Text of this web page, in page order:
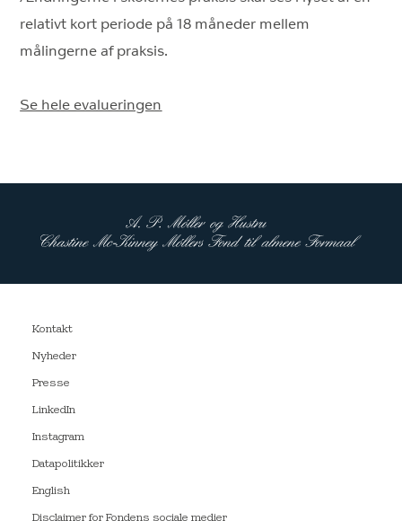
relativt kort periode på 18 måneder mellem
målingerne af praksis.
Se hele evalueringen
Kontakt
Nyheder
Presse
LinkedIn
Instagram
Datapolitikker
English
Disclaimer for Fondens sociale medier